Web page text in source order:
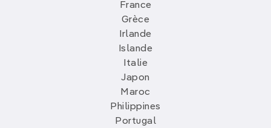
France
Grèce
Irlande
Islande
Italie
Japon
Maroc
Philippines
Portugal